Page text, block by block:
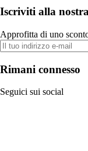
Iscriviti alla
Approfitta di uno
Rimani connesso
Seguici sui social